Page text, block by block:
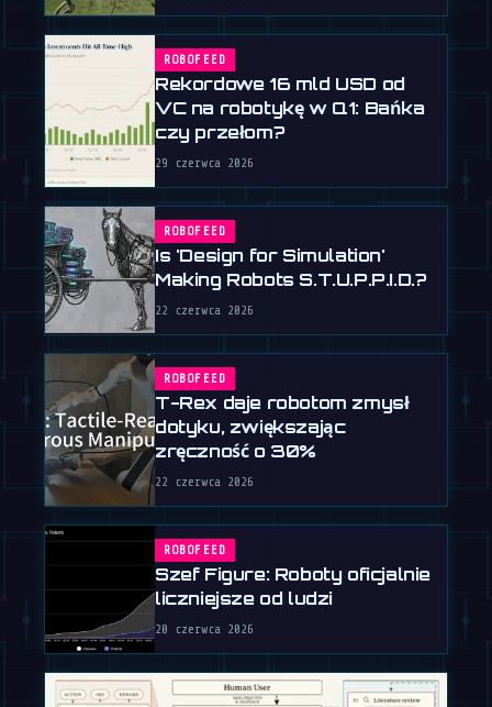
ROBOFEED
Rekordowe 16 mld USD od
VC na robotykę w Q1: Bańka
czy przełom?
29 czerwca 2026
ROBOFEED
Is 'Design for Simulation'
Making Robots S.T.U.P.P.I.D.?
22 czerwca 2026
ROBOFEED
T-Rex daje robotom zmysł
dotyku, zwiększając
zręczność o 30%
22 czerwca 2026
ROBOFEED
Szef Figure: Roboty oficjalnie
liczniejsze od ludzi
20 czerwca 2026